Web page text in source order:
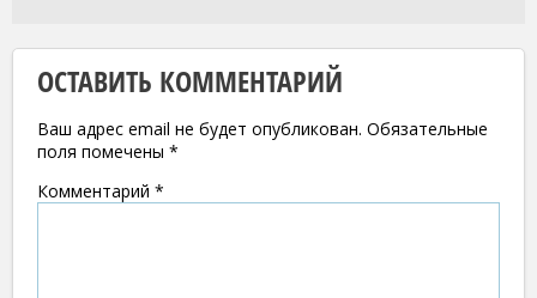
ОСТАВИТЬ КОММЕНТАРИЙ
Ваш адрес email не будет опубликован. Обязательные
поля помечены *
Комментарий *